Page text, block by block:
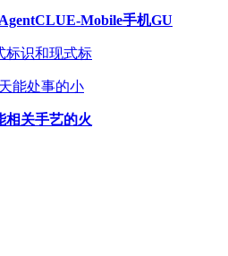
Mobile手机GU
标识和现式标
能处事的小
相关手艺的火